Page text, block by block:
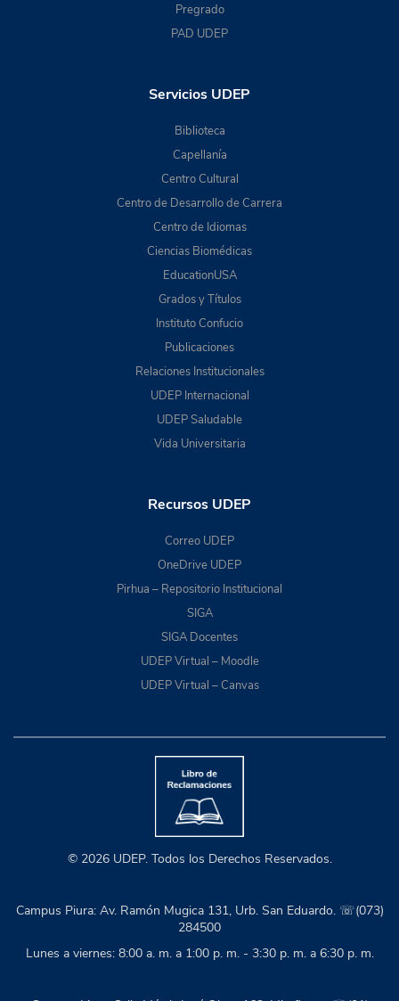
Pregrado
PAD UDEP
Servicios UDEP
Biblioteca
Capellanía
Centro Cultural
Centro de Desarrollo de Carrera
Centro de Idiomas
Ciencias Biomédicas
EducationUSA
Grados y Títulos
Instituto Confucio
Publicaciones
Relaciones Institucionales
UDEP Internacional
UDEP Saludable
Vida Universitaria
Recursos UDEP
Correo UDEP
OneDrive UDEP
Pirhua – Repositorio Institucional
SIGA
SIGA Docentes
UDEP Virtual – Moodle
UDEP Virtual – Canvas
© 2026 UDEP. Todos los Derechos Reservados.
Campus Piura: Av. Ramón Mugica 131, Urb. San Eduardo. ☏(073)
284500
Lunes a viernes: 8:00 a. m. a 1:00 p. m. - 3:30 p. m. a 6:30 p. m.